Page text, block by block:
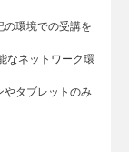
環境での受講を
なネットワーク環
タブレットのみ